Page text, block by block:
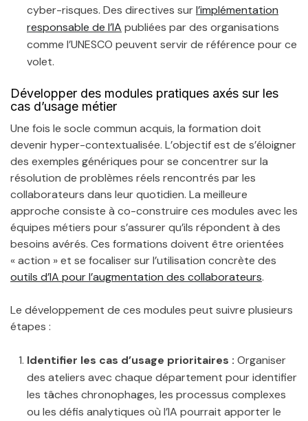
cyber-risques. Des directives surl’implémentation
responsable de l’IA publiées par des organisations
comme l’UNESCO peuvent servir de référence pour ce
volet.
Développer des modules pratiques axés sur les
cas d’usage métier
Une fois le socle commun acquis, la formation doit
devenir hyper-contextualisée. L’objectif est de s’éloigner
des exemples génériques pour se concentrer sur la
résolution de problèmes réels rencontrés par les
collaborateurs dans leur quotidien. La meilleure
approche consiste à co-construire ces modules avec les
équipes métiers pour s’assurer qu’ils répondent à des
besoins avérés. Ces formations doivent être orientées
« action » et se focaliser sur l’utilisation concrète des
outils d’IA pour l’augmentation des collaborateurs.
Le développement de ces modules peut suivre plusieurs
étapes :
Identifier les cas d’usage prioritaires : Organiser
des ateliers avec chaque département pour identifier
les tâches chronophages, les processus complexes
ou les défis analytiques où l’IA pourrait apporter le